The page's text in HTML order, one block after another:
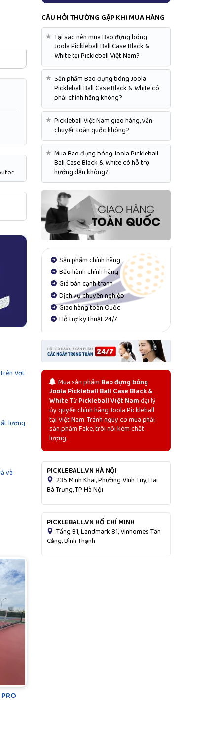
Vợt
lượng
và
CÂU HỎI THƯỜNG GẶP KHI MUA HÀNG
★ Tại sao nên mua Bao đựng bóng
Joola Pickleball Ball Case Black &
White tại Pickleball Việt Nam?
★ Sản phẩm Bao đựng bóng Joola
Pickleball Ball Case Black & White có
phải chính hãng không?
★ Pickleball Việt Nam giao hàng, vận
chuyển toàn quốc không?
★ Mua Bao đựng bóng Joola Pickleball
Ball Case Black & White có hỗ trợ
hướng dẫn không?
Sản phẩm chính hãng
Bảo hành chính hãng
Giá bán cạnh tranh
Dịch vụ chuyên nghiệp
Giao hàng toàn Quốc
Hỗ trợ kỹ thuật 24/7
Mua sản phẩm Bao đựng bóng
Joola Pickleball Ball Case Black &
WhiteTừPickleball Việt Namđại lý
ủy quyền chính hãng Joola Pickleball
tại Việt Nam. Tránh nguy cơ mua phải
sản phẩm Fake, trôi nổi kém chất
lượng.
PICKLEBALL.VN HÀ NỘI
235 Minh Khai, Phường Vĩnh Tuy, Hai
Bà Trưng, TP Hà Nội
PICKLEBALL.VN HỒ CHÍ MINH
Tầng B1, Landmark 81, Vinhomes Tân
Cảng, Bình Thạnh